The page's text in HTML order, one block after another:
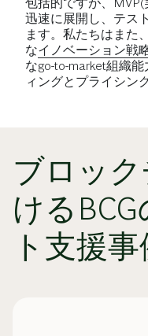
迅速に展開し、テス
ます。私たちはまた
なイノベーション戦
なgo-to-market組織
ィングとプライシン
ブロッ
ける
ト支援事